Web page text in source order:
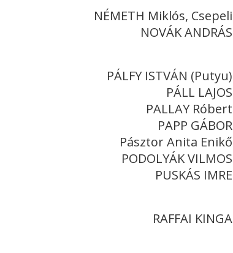
NÉMETH Miklós, Csepeli
NOVÁK ANDRÁS
PÁLFY ISTVÁN (Putyu)
PÁLL LAJOS
PALLAY Róbert
PAPP GÁBOR
Pásztor Anita Enikő
PODOLYÁK VILMOS
PUSKÁS IMRE
RAFFAI KINGA